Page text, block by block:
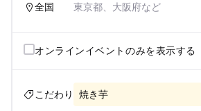
全国 東京都、大阪府など
オンラインイベントのみを表示する
こだわり 焼き芋